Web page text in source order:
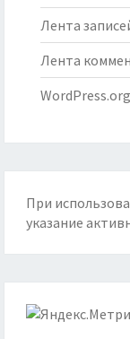
Лента
Лента
WordPress.org
При
указание